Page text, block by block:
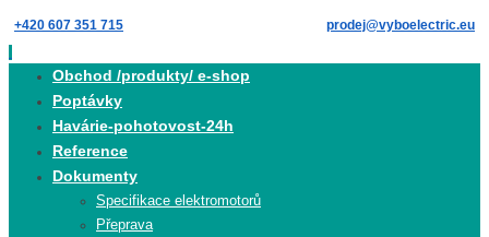
Skip
to
content
+420 607 351 715 prodej@vyboelectric.eu
Obchod /produkty/ e-shop
Poptávky
Havárie-pohotovost-24h
Reference
Dokumenty
Specifikace elektromotorů
Přeprava